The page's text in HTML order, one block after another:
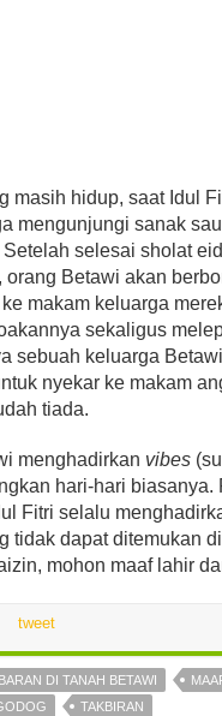
masih hidup, saat Idul
mengunjungi sanak
selesai sholat
orang Betawi akan
makam keluarga
sekaligus
sebuah keluarga
nyekar ke makam
tiada.
menghadirkan vibes
hari-hari biasanya.
Fitri selalu
tidak dapat ditemukan
mohon maaf lahir
tweet
DI TANAH BETAWI
TAKBIRAN